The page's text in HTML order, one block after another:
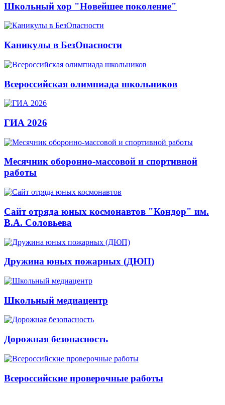
Школьный хор "Новейшее поколение"
Каникулы в БезОпасности
Всероссийская олимпиада школьников
ГИА 2026
Месячник оборонно-массовой и спортивной
работы
Сайт отряда юных космонавтов "Кондор" им.
В.А. Соловьева
Дружина юных пожарных (ДЮП)
Школьный медиацентр
Дорожная безопасность
Всероссийские проверочные работы